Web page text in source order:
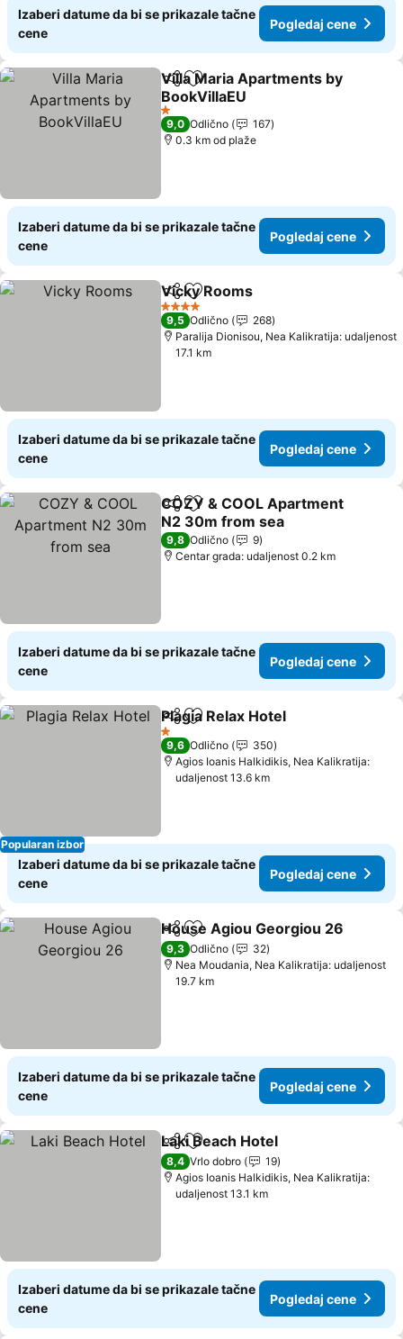
Izaberi datume da bi se prikazale tačne
cene
Pogledaj cene
Deli Dodati u favorite
Villa Maria Apartments by
BookVillaEU
Pogledaj cene
1 Zvezdice
9,0 Odlično
167
0.3 km od plaže
Izaberi datume da bi se prikazale tačne
cene
Pogledaj cene
Deli Dodati u favorite
Vicky Rooms
4 Zvezdice
9,5 Odlično
268
Paralija Dionisou, Nea Kalikratija: udaljenost
17.1 km
Izaberi datume da bi se prikazale tačne
cene
Pogledaj cene
Deli Dodati u favorite
COZY & COOL Apartment
N2 30m from sea
Pogledaj cene
9,8 Odlično
9
Centar grada: udaljenost 0.2 km
Izaberi datume da bi se prikazale tačne
cene
Pogledaj cene
Popularan izbor
Deli Dodati u favorite
Plagia Relax Hotel
1 Zvezdice
9,6 Odlično
350
Agios Ioanis Halkidikis, Nea Kalikratija:
udaljenost 13.6 km
Izaberi datume da bi se prikazale tačne
cene
Pogledaj cene
Deli Dodati u favorite
House Agiou Georgiou 26
9,3 Odlično
32
Nea Moudania, Nea Kalikratija: udaljenost
19.7 km
Izaberi datume da bi se prikazale tačne
cene
Pogledaj cene
Deli Dodati u favorite
Laki Beach Hotel
8,4 Vrlo dobro
19
Agios Ioanis Halkidikis, Nea Kalikratija:
udaljenost 13.1 km
Izaberi datume da bi se prikazale tačne
cene
Pogledaj cene